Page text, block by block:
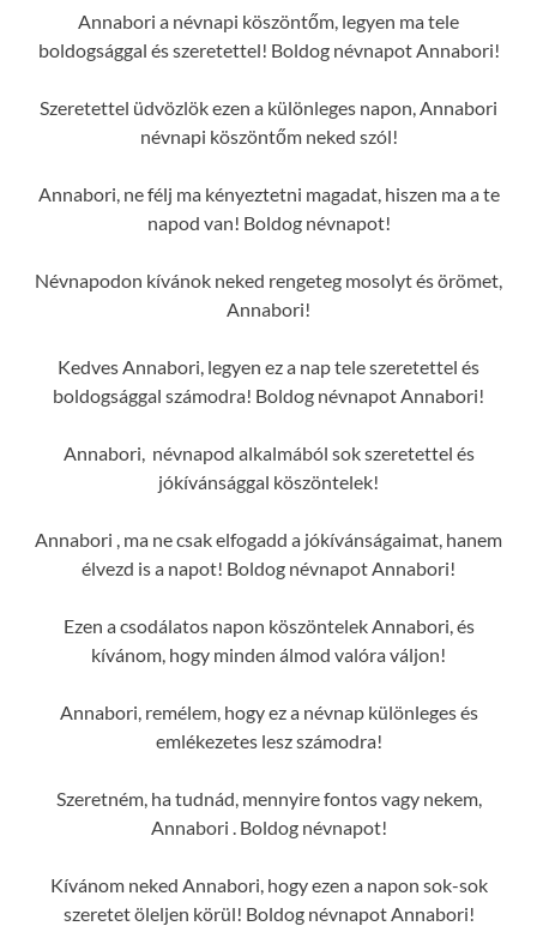
Annabori a névnapi köszöntőm, legyen ma tele
boldogsággal és szeretettel! Boldog névnapot Annabori!
Szeretettel üdvözlök ezen a különleges napon, Annabori
névnapi köszöntőm neked szól!
Annabori, ne félj ma kényeztetni magadat, hiszen ma a te
napod van! Boldog névnapot!
Névnapodon kívánok neked rengeteg mosolyt és örömet,
Annabori!
Kedves Annabori, legyen ez a nap tele szeretettel és
boldogsággal számodra! Boldog névnapot Annabori!
Annabori, névnapod alkalmából sok szeretettel és
jókívánsággal köszöntelek!
Annabori , ma ne csak elfogadd a jókívánságaimat, hanem
élvezd is a napot! Boldog névnapot Annabori!
Ezen a csodálatos napon köszöntelek Annabori, és
kívánom, hogy minden álmod valóra váljon!
Annabori, remélem, hogy ez a névnap különleges és
emlékezetes lesz számodra!
Szeretném, ha tudnád, mennyire fontos vagy nekem,
Annabori . Boldog névnapot!
Kívánom neked Annabori, hogy ezen a napon sok-sok
szeretet öleljen körül! Boldog névnapot Annabori!